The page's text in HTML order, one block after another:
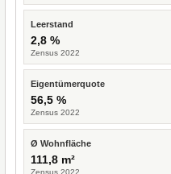
Leerstand
2,8 %
Zensus 2022
Eigentümerquote
56,5 %
Zensus 2022
Ø Wohnfläche
111,8 m²
Zensus 2022